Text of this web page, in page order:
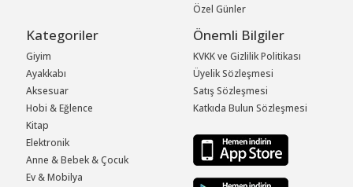
Özel Günler
Kategoriler
Giyim
Ayakkabı
Aksesuar
Hobi & Eğlence
Kitap
Elektronik
Anne & Bebek & Çocuk
Ev & Mobilya
Önemli Bilgiler
KVKK ve Gizlilik Politikası
Üyelik Sözleşmesi
Satış Sözleşmesi
Katkıda Bulun Sözleşmesi